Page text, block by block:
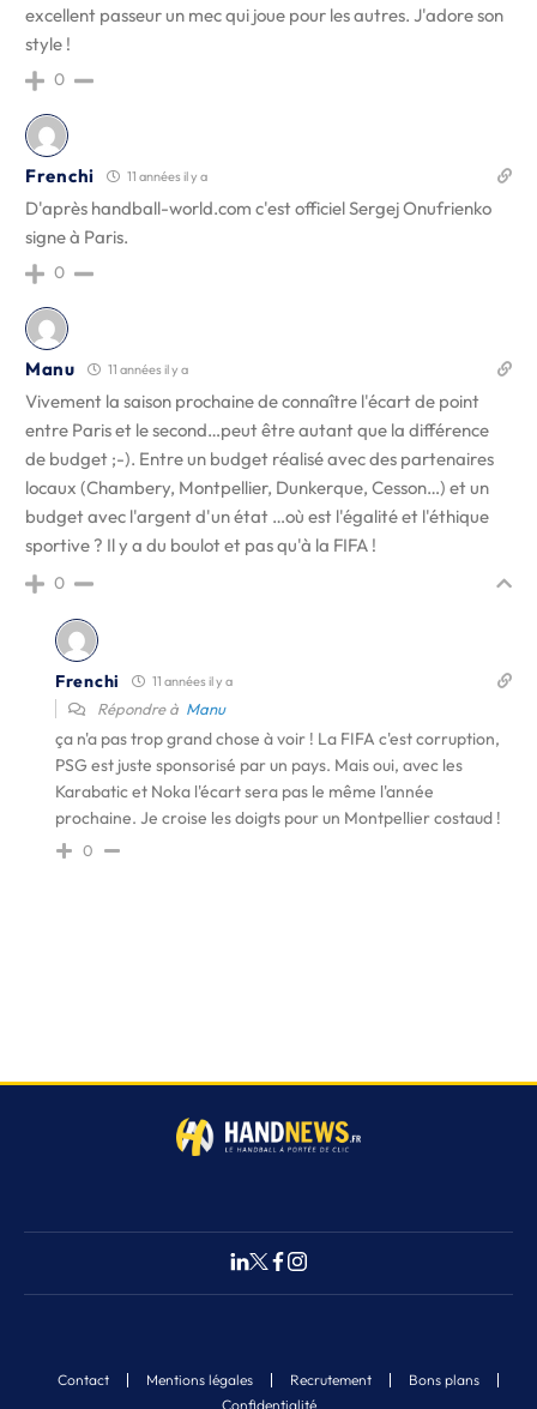
excellent passeur un mec qui joue pour les autres. J'adore son
style !
0
Frenchi 11 années il y a
D'après handball-world.com c'est officiel Sergej Onufrienko
signe à Paris.
0
Manu 11 années il y a
Vivement la saison prochaine de connaître l'écart de point
entre Paris et le second…peut être autant que la différence
de budget ;-). Entre un budget réalisé avec des partenaires
locaux (Chambery, Montpellier, Dunkerque, Cesson…) et un
budget avec l'argent d'un état …où est l'égalité et l'éthique
sportive ? Il y a du boulot et pas qu'à la FIFA !
0
Frenchi 11 années il y a
Répondre à Manu
ça n'a pas trop grand chose à voir ! La FIFA c'est corruption,
PSG est juste sponsorisé par un pays. Mais oui, avec les
Karabatic et Noka l'écart sera pas le même l'année
prochaine. Je croise les doigts pour un Montpellier costaud !
0
Contact Mentions légales Recrutement
Bons plans
Confidentialité